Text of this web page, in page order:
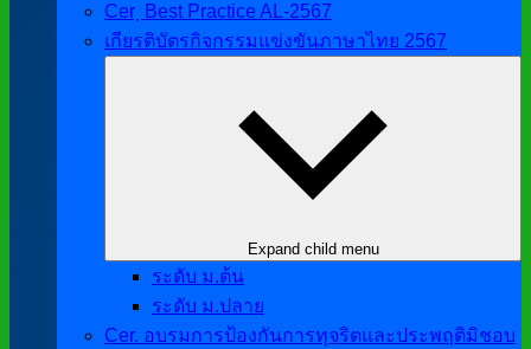
Cer ฺ Best Practice AL-2567
เกียรติบัตรกิจกรรมแข่งขันภาษาไทย 2567
Expand child menu
ระดับ ม.ต้น
ระดับ ม.ปลาย
Cer. อบรมการป้องกันการทุจริตและประพฤติมิชอบ